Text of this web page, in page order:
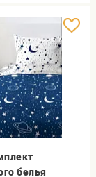
белья